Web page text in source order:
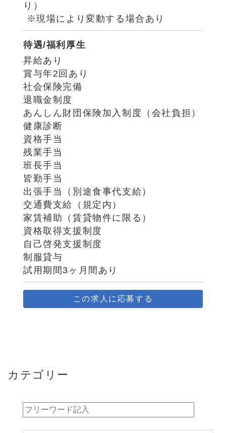
り）
※現場により変動する場合あり
待遇/福利厚生
昇給あり
賞与年2回あり
社会保険完備
退職金制度
あんしん財団保険加入制度（会社負担）
健康診断
資格手当
残業手当
班長手当
皆勤手当
出張手当（別途食事代支給）
交通費支給（規定内）
家賃補助（賃貸物件に限る）
資格取得支援制度
自己啓発支援制度
制服貸与
試用期間3ヶ月間あり
この求人に応募する
カテゴリー